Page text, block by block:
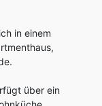
in einem
über ein